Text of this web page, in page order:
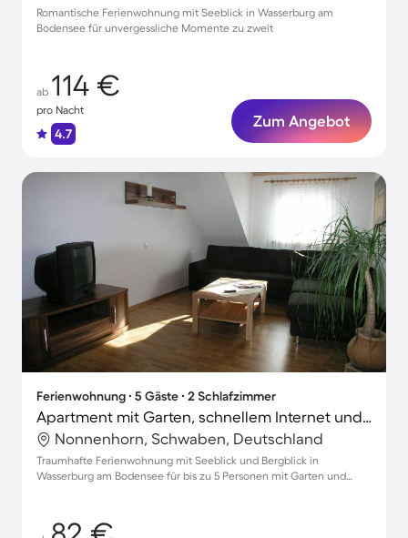
Romantische Ferienwohnung mit Seeblick in Wasserburg am
Bodensee für unvergessliche Momente zu zweit
ab 114 €
pro Nacht
4.7
Zum Angebot
Ferienwohnung ∙ 5 Gäste ∙ 2 Schlafzimmer
Apartment mit Garten, schnellem Internet und Terrasse | Seeblick
Nonnenhorn, Schwaben, Deutschland
Traumhafte Ferienwohnung mit Seeblick und Bergblick in
Wasserburg am Bodensee für bis zu 5 Personen mit Garten und